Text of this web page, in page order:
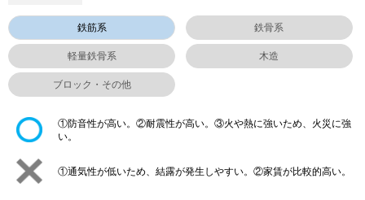
鉄筋系 鉄骨系
軽量鉄骨系 木造
ブロック・その他
①防音性が高い。②耐震性が高い。③火や熱に強いため、火災に強
い。
①通気性が低いため、結露が発生しやすい。②家賃が比較的高い。